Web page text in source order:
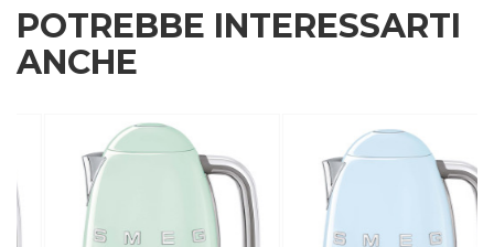
POTREBBE INTERESSARTI
ANCHE